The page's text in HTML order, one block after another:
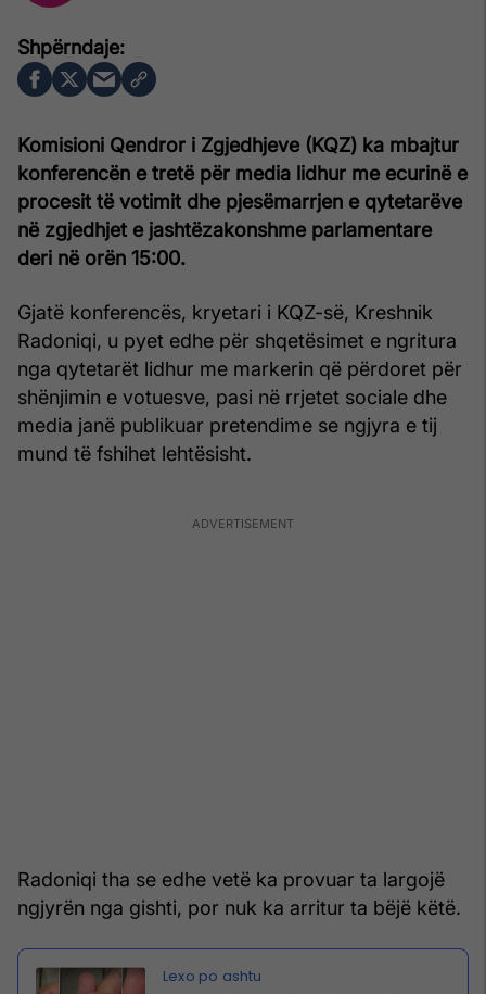
Komisioni Qendror i Zgjedhjeve (KQZ) ka mbajtur
konferencën e tretë për media lidhur me ecurinë e
procesit të votimit dhe pjesëmarrjen e qytetarëve
në zgjedhjet e jashtëzakonshme parlamentare
deri në orën 15:00.
Gjatë konferencës, kryetari i KQZ-së, Kreshnik
Radoniqi, u pyet edhe për shqetësimet e ngritura
nga qytetarët lidhur me markerin që përdoret për
shënjimin e votuesve, pasi në rrjetet sociale dhe
media janë publikuar pretendime se ngjyra e tij
mund të fshihet lehtësisht.
Radoniqi tha se edhe vetë ka provuar ta largojë
ngjyrën nga gishti, por nuk ka arritur ta bëjë këtë.